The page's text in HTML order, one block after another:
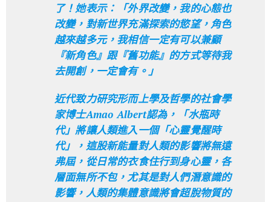
了！她表示：「外界改變，我的心態也
改變，對新世界充滿探索的慾望，角色
越來越多元，我相信一定有可以兼顧
『新角色』跟『舊功能』的方式等待我
去開創，一定會有。」
近代致力研究形而上學及哲學的社會學
家博士Amao Albert認為，「水瓶時
代」將讓人類進入一個「心靈覺醒時
代」，這股新能量對人類的影響將無遠
弗屆，從日常的衣食住行到身心靈，各
層面無所不包，尤其是對人們潛意識的
影響，人類的集體意識將會超脫物質的